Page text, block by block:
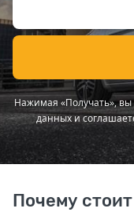
Нажимая «Получать», вы
данных и
Почему